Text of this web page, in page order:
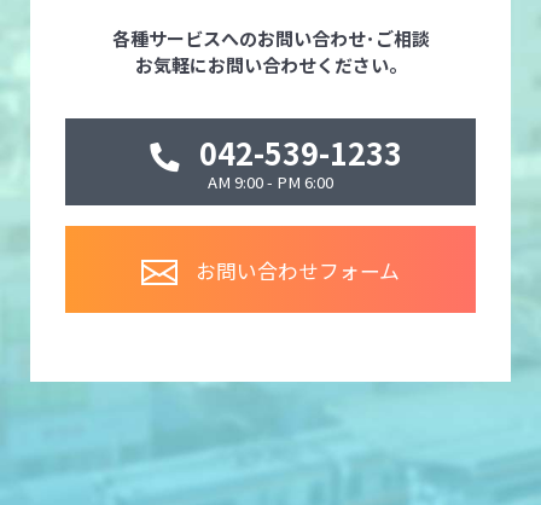
各種サービスへのお問い合わせ･ご相談
お気軽にお問い合わせください。
042-539-1233
AM 9:00 - PM 6:00
お問い合わせフォーム